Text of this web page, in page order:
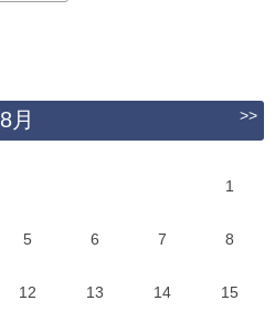
8月 >>
1
5 6 7 8
12 13 14 15